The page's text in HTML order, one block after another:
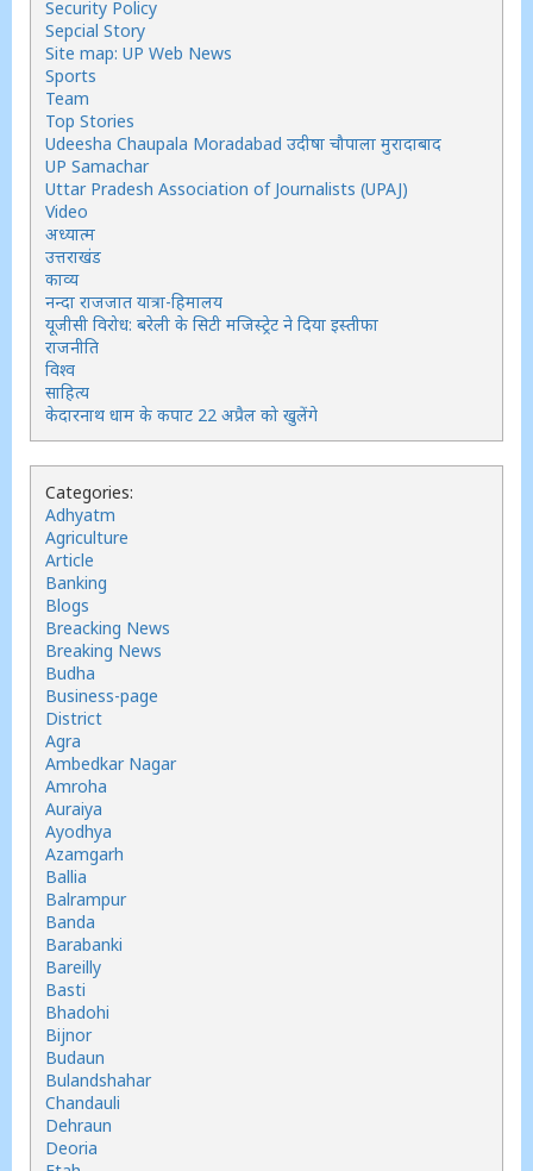
Security Policy
Sepcial Story
Site map: UP Web News
Sports
Team
Top Stories
Udeesha Chaupala Moradabad उदीषा चौपाला मुरादाबाद
UP Samachar
Uttar Pradesh Association of Journalists (UPAJ)
Video
अध्यात्म
उत्तराखंड
काव्य
नन्दा राजजात यात्रा-हिमालय
यूजीसी विरोध: बरेली के सिटी मजिस्ट्रेट ने दिया इस्तीफा
राजनीति
विश्व
साहित्य
केदारनाथ धाम के कपाट 22 अप्रैल को खुलेंगे
Categories:
Adhyatm
Agriculture
Article
Banking
Blogs
Breacking News
Breaking News
Budha
Business-page
District
Agra
Ambedkar Nagar
Amroha
Auraiya
Ayodhya
Azamgarh
Ballia
Balrampur
Banda
Barabanki
Bareilly
Basti
Bhadohi
Bijnor
Budaun
Bulandshahar
Chandauli
Dehraun
Deoria